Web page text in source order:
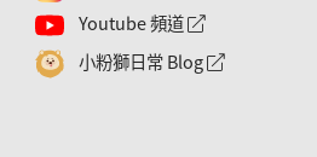
Youtube 頻道 外網連結符號
小粉獅日常 Blog 外網連結符號